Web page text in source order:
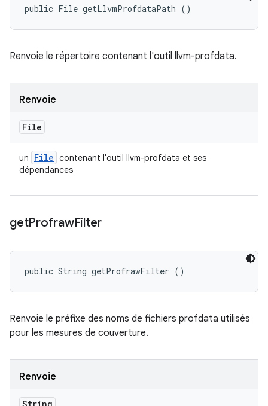
public File getLlvmProfdataPath ()
Renvoie le répertoire contenant l'outil llvm-profdata.
Renvoie
File
un File contenant l'outil llvm-profdata et ses
dépendances
getProfrawFilter
public String getProfrawFilter ()
Renvoie le préfixe des noms de fichiers profdata utilisés
pour les mesures de couverture.
Renvoie